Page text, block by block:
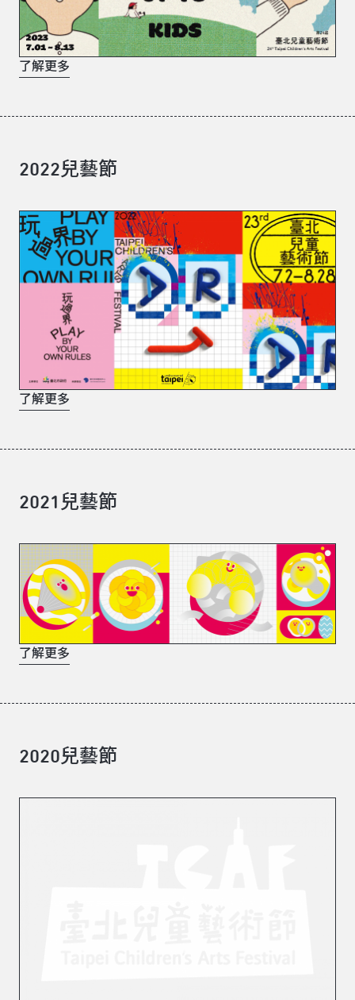
了解更多
2022兒藝節
了解更多
2021兒藝節
了解更多
2020兒藝節